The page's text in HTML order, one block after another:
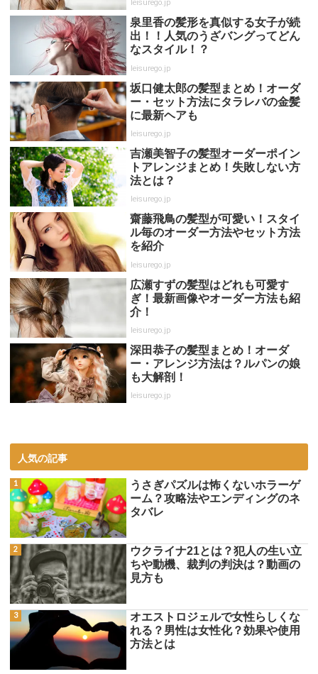
leisurego.jp
泉里香の髪形を真似する女子が続
出！！人気のうざバングってどん
なスタイル！？
leisurego.jp
坂口健太郎の髪型まとめ！オーダ
ー・セット方法にタラレバの金髪
に最新ヘアも
leisurego.jp
吉瀬美智子の髪型オーダーポイン
トアレンジまとめ！失敗しない方
法とは？
leisurego.jp
齋藤飛鳥の髪型が可愛い！スタイ
ル毎のオーダー方法やセット方法
を紹介
leisurego.jp
広瀬すずの髪型はどれも可愛す
ぎ！最新画像やオーダー方法も紹
介！
leisurego.jp
深田恭子の髪型まとめ！オーダ
ー・アレンジ方法は？ルパンの娘
も大解剖！
leisurego.jp
人気の記事
うさぎパズルは怖くないホラーゲ
ーム？攻略法やエンディングのネ
タバレ
ウクライナ21とは？犯人の生い立
ちや動機、裁判の判決は？動画の
見方も
オエストロジェルで女性らしくな
れる？男性は女性化？効果や使用
方法とは